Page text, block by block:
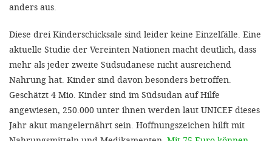
anders aus.
Diese drei Kinderschicksale sind leider keine Einzelfälle. Eine
aktuelle Studie der Vereinten Nationen macht deutlich, dass
mehr als jeder zweite Südsudanese nicht ausreichend
Nahrung hat. Kinder sind davon besonders betroffen.
Geschätzt 4 Mio. Kinder sind im Südsudan auf Hilfe
angewiesen, 250.000 unter ihnen werden laut UNICEF dieses
Jahr akut mangelernährt sein. Hoffnungszeichen hilft mit